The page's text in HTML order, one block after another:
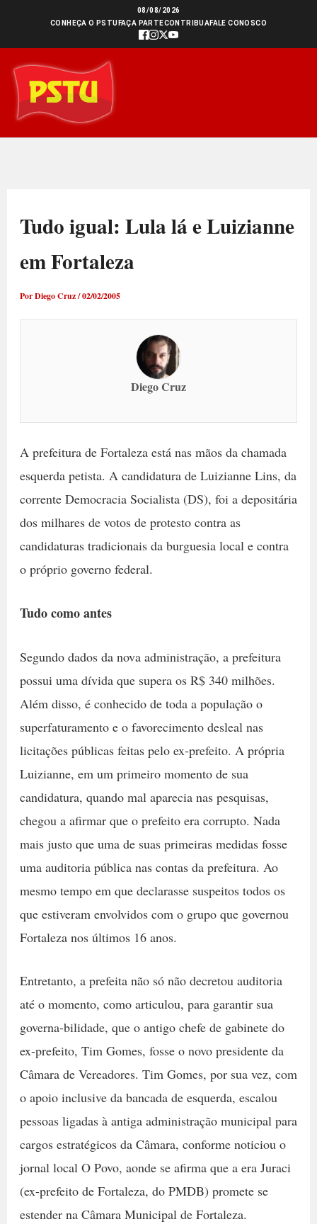
conteúdo
08/08/2026
CONHEÇA O PSTU FAÇA PARTECONTRIBUAFALE CONOSCO
Tudo igual: Lula lá e Luizianne
em Fortaleza
PorDiego Cruz/02/02/2005
Diego Cruz
A prefeitura de Fortaleza está nas mãos da chamada
esquerda petista. A candidatura de Luizianne Lins, da
corrente Democracia Socialista (DS), foi a depositária
dos milhares de votos de protesto contra as
candidaturas tradicionais da burguesia local e contra
o próprio governo federal.
Tudo como antes
Segundo dados da nova administração, a prefeitura
possui uma dívida que supera os R$ 340 milhões.
Além disso, é conhecido de toda a população o
superfaturamento e o favorecimento desleal nas
licitações públicas feitas pelo ex-prefeito. A própria
Luizianne, em um primeiro momento de sua
candidatura, quando mal aparecia nas pesquisas,
chegou a afirmar que o prefeito era corrupto. Nada
mais justo que uma de suas primeiras medidas fosse
uma auditoria pública nas contas da prefeitura. Ao
mesmo tempo em que declarasse suspeitos todos os
que estiveram envolvidos com o grupo que governou
Fortaleza nos últimos 16 anos.
Entretanto, a prefeita não só não decretou auditoria
até o momento, como articulou, para garantir sua
governa-bilidade, que o antigo chefe de gabinete do
ex-prefeito, Tim Gomes, fosse o novo presidente da
Câmara de Vereadores. Tim Gomes, por sua vez, com
o apoio inclusive da bancada de esquerda, escalou
pessoas ligadas à antiga administração municipal para
cargos estratégicos da Câmara, conforme noticiou o
jornal local O Povo, aonde se afirma que a era Juraci
(ex-prefeito de Fortaleza, do PMDB) promete se
estender na Câmara Municipal de Fortaleza.